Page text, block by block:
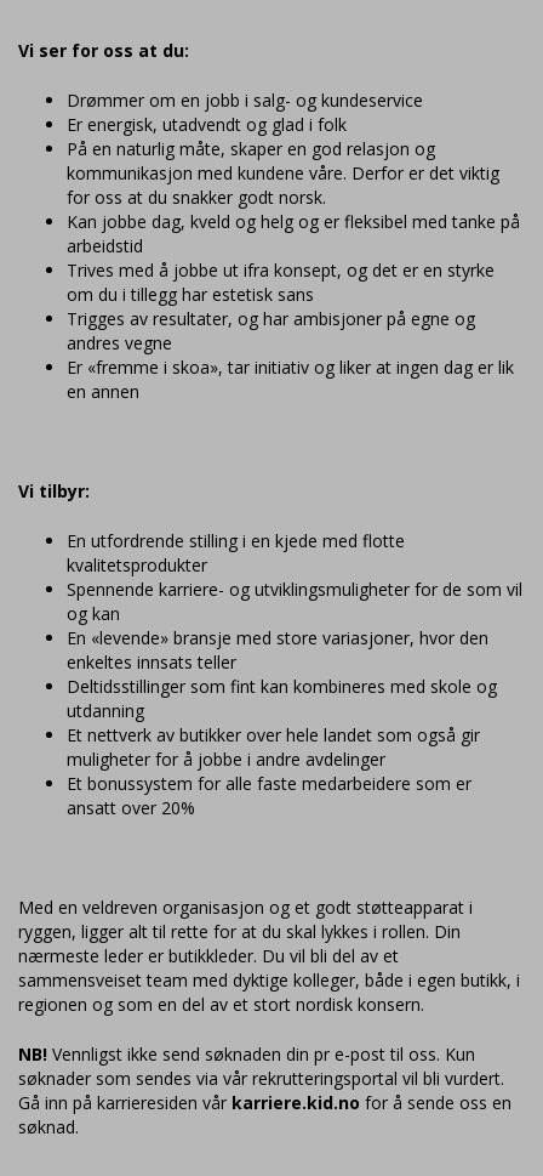
Vi ser for oss at du:
Drømmer om en jobb i salg- og kundeservice
Er energisk, utadvendt og glad i folk
På en naturlig måte, skaper en god relasjon og
kommunikasjon med kundene våre. Derfor er det viktig
for oss at du snakker godt norsk.
Kan jobbe dag, kveld og helg og er fleksibel med tanke på
arbeidstid
Trives med å jobbe ut ifra konsept, og det er en styrke
om du i tillegg har estetisk sans
Trigges av resultater, og har ambisjoner på egne og
andres vegne
Er «fremme i skoa», tar initiativ og liker at ingen dag er lik
en annen
Vi tilbyr:
En utfordrende stilling i en kjede med flotte
kvalitetsprodukter
Spennende karriere- og utviklingsmuligheter for de som vil
og kan
En «levende» bransje med store variasjoner, hvor den
enkeltes innsats teller
Deltidsstillinger som fint kan kombineres med skole og
utdanning
Et nettverk av butikker over hele landet som også gir
muligheter for å jobbe i andre avdelinger
Et bonussystem for alle faste medarbeidere som er
ansatt over 20%
Med en veldreven organisasjon og et godt støtteapparat i
ryggen, ligger alt til rette for at du skal lykkes i rollen. Din
nærmeste leder er butikkleder. Du vil bli del av et
sammensveiset team med dyktige kolleger, både i egen butikk, i
regionen og som en del av et stort nordisk konsern.
NB! Vennligst ikke send søknaden din pr e-post til oss. Kun
søknader som sendes via vår rekrutteringsportal vil bli vurdert.
Gå inn på karrieresiden vår karriere.kid.no for å sende oss en
søknad.